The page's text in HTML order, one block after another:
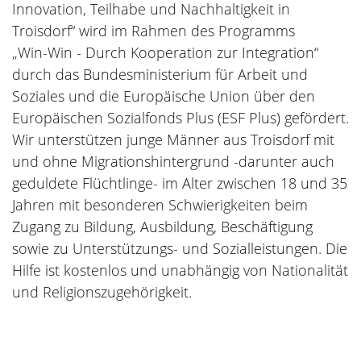
Innovation, Teilhabe und Nachhaltigkeit in
Troisdorf“ wird im Rahmen des Programms
„Win-Win - Durch Kooperation zur Integration“
durch das Bundesministerium für Arbeit und
Soziales und die Europäische Union über den
Europäischen Sozialfonds Plus (ESF Plus) gefördert.
Wir unterstützen junge Männer aus Troisdorf mit
und ohne Migrationshintergrund -darunter auch
geduldete Flüchtlinge- im Alter zwischen 18 und 35
Jahren mit besonderen Schwierigkeiten beim
Zugang zu Bildung, Ausbildung, Beschäftigung
sowie zu Unterstützungs- und Sozialleistungen. Die
Hilfe ist kostenlos und unabhängig von Nationalität
und Religionszugehörigkeit.